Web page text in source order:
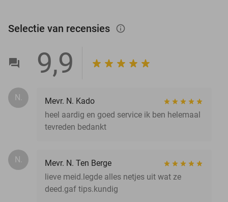
Selectie van recensies info_outlined
9,9
N.
Mevr. N. Kado
heel aardig en goed service ik ben helemaal
tevreden bedankt
N.
Mevr. N. Ten Berge
lieve meid.legde alles netjes uit wat ze
deed.gaf tips.kundig